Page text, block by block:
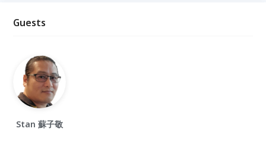
Guests
Stan 蘇子敬